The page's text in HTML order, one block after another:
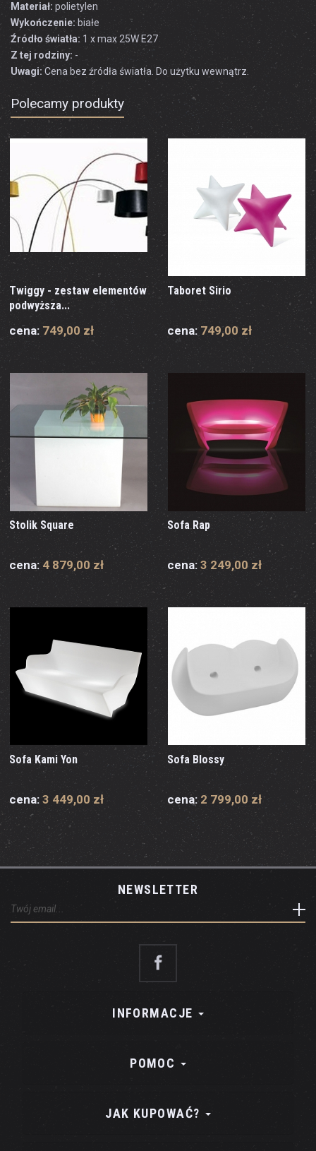
Materiał: polietylen
Wykończenie:białe
Źródło światła: 1 x max 25W E27
Z tej rodziny: -
Uwagi: Cena bez źródła światła. Do użytku wewnątrz.
Polecamy produkty
Twiggy - zestaw elementów
podwyższa...
cena: 749,00 zł
Taboret Sirio
cena: 749,00 zł
Stolik Square
cena: 4 879,00 zł
Sofa Rap
cena: 3 249,00 zł
Sofa Kami Yon
cena: 3 449,00 zł
Sofa Blossy
cena: 2 799,00 zł
NEWSLETTER
INFORMACJE
POMOC
JAK KUPOWAĆ?